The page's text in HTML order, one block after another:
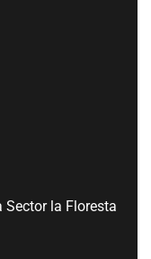
Sector la Floresta